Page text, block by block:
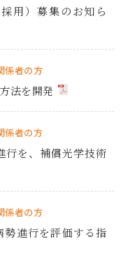
用）募集のお知ら
係者の方
法を開発
係者の方
行を、補償光学技術
係者の方
勢進行を評価する指